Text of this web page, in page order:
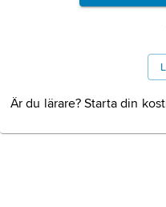
Är du lärare? Starta din